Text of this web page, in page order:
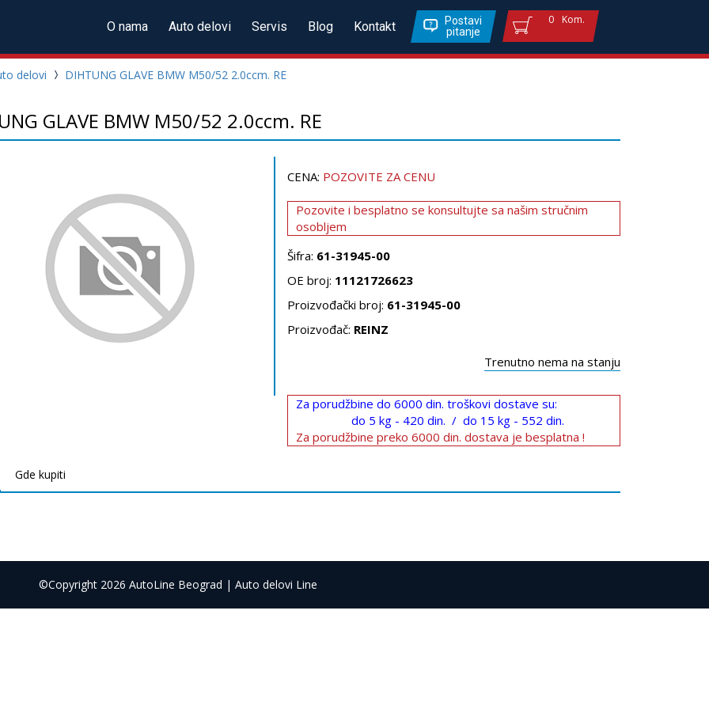
O nama Auto delovi Servis Blog Kontakt
Postavi
pitanje
0 Kom.
delovi DIHTUNG GLAVE BMW M50/52 2.0ccm. RE
GLAVE BMW M50/52 2.0ccm. RE
CENA: POZOVITE ZA CENU
Pozovite i besplatno se konsultujte sa našim stručnim
osobljem
Šifra: 61-31945-00
OE broj: 11121726623
Proizvođački broj: 61-31945-00
Proizvođač: REINZ
Trenutno nema na stanju
Za porudžbine do 6000 din. troškovi dostave su:
do 5 kg - 420 din. / do 15 kg - 552 din.
Za porudžbine preko 6000 din. dostava je besplatna !
Gde kupiti
©Copyright 2026 AutoLine Beograd | Auto delovi Line